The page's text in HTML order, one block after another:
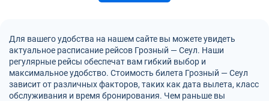
Для вашего удобства на нашем сайте вы можете увидеть
актуальное расписание рейсов Грозный — Сеул. Наши
регулярные рейсы обеспечат вам гибкий выбор и
максимальное удобство. Стоимость билета Грозный — Сеул
зависит от различных факторов, таких как дата вылета, класс
обслуживания и время бронирования. Чем раньше вы